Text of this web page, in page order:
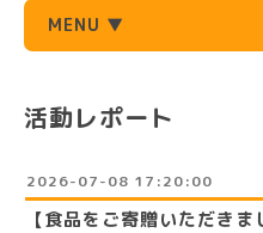
MENU ▼
活動レポート
2026-07-08 17:20:00
【食品をご寄贈いただき